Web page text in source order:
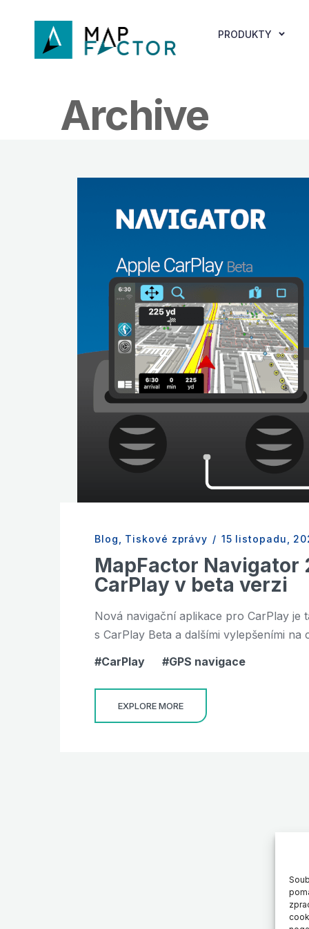
PRODUKTY
Archive
Blog Tiskové zprávy / 15 listopadu,
MapFactor Navigator
CarPlay v beta verzi
Nová navigační aplikace pro CarPlay je
s CarPlay Beta a dalšími vylepšeními na
CarPlay
GPS navigace
EXPLORE MORE